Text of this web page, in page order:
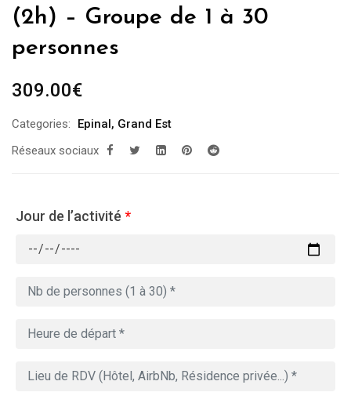
(2h) – Groupe de 1 à 30
personnes
309.00€
Categories: Epinal, Grand Est
Réseaux sociaux
Jour de l’activité *